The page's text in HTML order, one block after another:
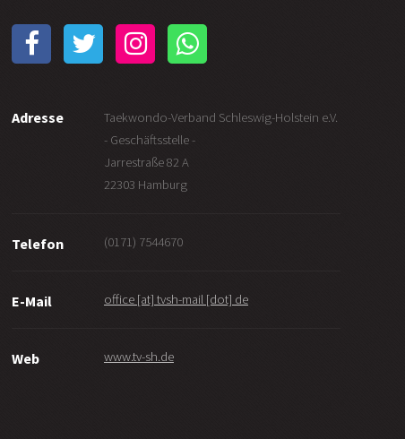
Adresse
Taekwondo-Verband Schleswig-Holstein e.V.
- Geschäftsstelle -
Jarrestraße 82 A
22303 Hamburg
Telefon (0171) 7544670
E-Mail office [at] tvsh-mail [dot] de
Web www.tv-sh.de